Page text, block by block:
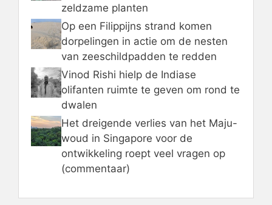
zeldzame planten
Op een Filippijns strand komen
dorpelingen in actie om de nesten
van zeeschildpadden te redden
Vinod Rishi hielp de Indiase
olifanten ruimte te geven om rond te
dwalen
Het dreigende verlies van het Maju-
woud in Singapore voor de
ontwikkeling roept veel vragen op
(commentaar)